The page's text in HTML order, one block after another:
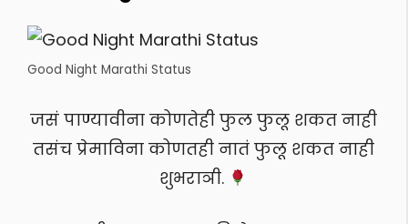
Good Night Marathi Status
जसं पाण्यावीना कोणतेही फुल फुलू शकत नाही
तसंच प्रेमाविना कोणतही नातं फुलू शकत नाही
शुभराञी.